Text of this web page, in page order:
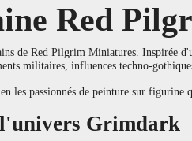
Red
de Red Pilgrim Miniatures. Inspirée
militaires, influences techno-
les passionnés de peinture sur
l'univers Grimdark